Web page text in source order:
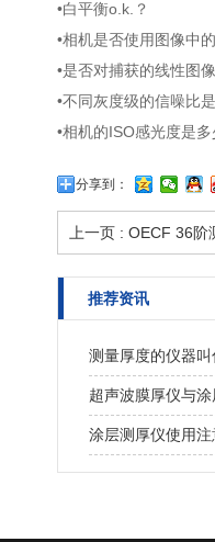
•白平衡o.k.？
•相机是否使用图像中
•是否对捕获的线性图
•不同灰度级的信噪比
•相机的ISO感光度是多
分享到：
上一页 : OECF 36阶
推荐资讯
测量厚度的仪器
超声波膜厚仪与
涂层测厚仪使用注